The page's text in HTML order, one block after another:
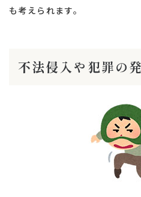
も考えられます。
不法侵入や犯罪の